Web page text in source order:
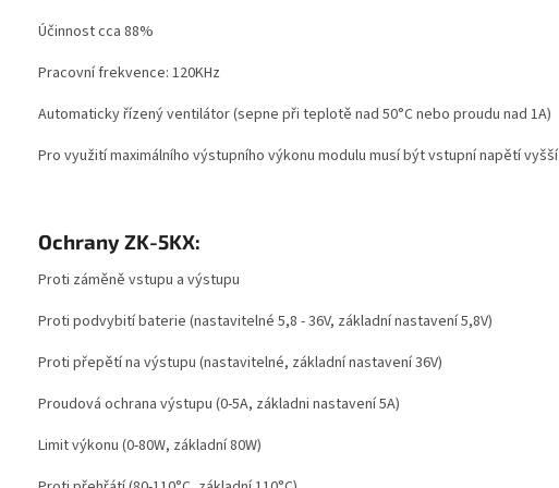
Účinnost cca 88%
Pracovní frekvence: 120KHz
Automaticky řízený ventilátor (sepne při teplotě nad 50°C nebo proudu nad 1A)
Pro využití maximálního výstupního výkonu modulu musí být vstupní napětí vyšší
Ochrany ZK-5KX:
Proti záměně vstupu a výstupu
Proti podvybití baterie (nastavitelné 5,8 - 36V, základní nastavení 5,8V)
Proti přepětí na výstupu (nastavitelné, základní nastavení 36V)
Proudová ochrana výstupu (0-5A, základni nastavení 5A)
Limit výkonu (0-80W, základní 80W)